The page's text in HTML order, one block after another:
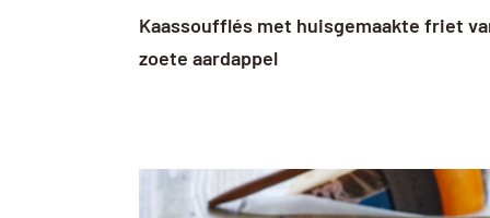
Kaassoufflés met huisgemaakte friet
zoete aardappel